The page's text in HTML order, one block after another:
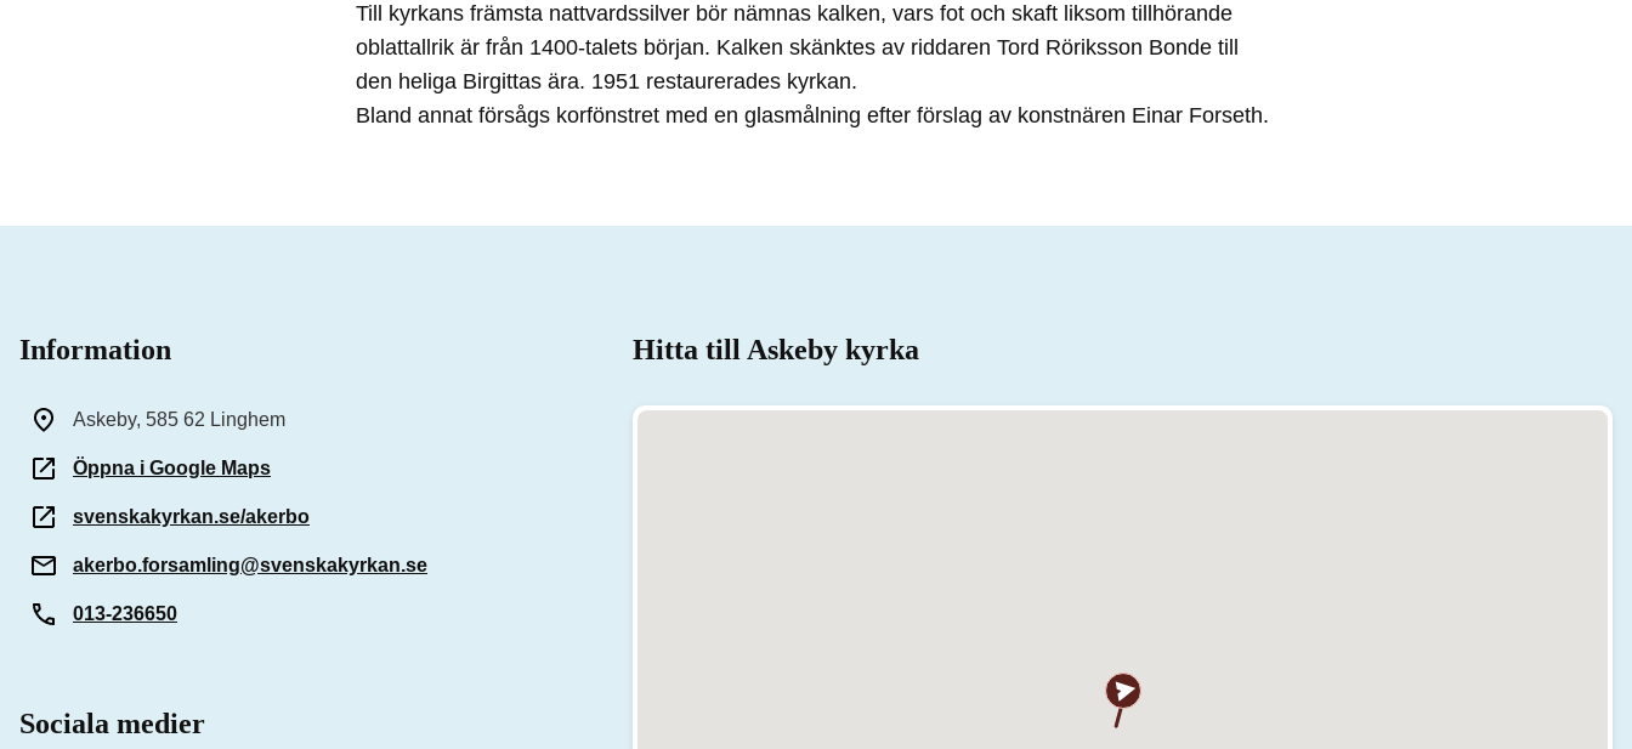
Till kyrkans främsta nattvardssilver bör nämnas kalken, vars fot och skaft liksom tillhörande
oblattallrik är från 1400-talets början. Kalken skänktes av riddaren Tord Röriksson Bonde till
den heliga Birgittas ära. 1951 restaurerades kyrkan.
Bland annat försågs korfönstret med en glasmålning efter förslag av konstnären Einar Forseth.
Information
Askeby, 585 62 Linghem
Öppna i Google Maps
svenskakyrkan.se/akerbo
akerbo.forsamling@svenskakyrkan.se
013-236650
Sociala medier
Hitta till Askeby kyrka